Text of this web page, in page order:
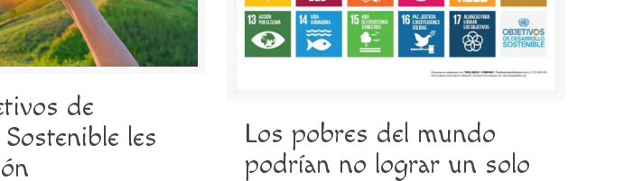
Los pobres del mundo
podrían no lograr un solo
de
les